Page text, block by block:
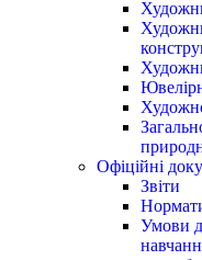
Офіційні
Звіти
Умови